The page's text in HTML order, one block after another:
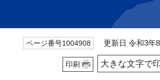
ページ番号1004908 更新日 令和3年8
印刷 大きな文字で